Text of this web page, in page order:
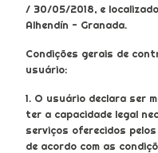
/ 30/05/2018, e
Alhendín - Granada.
Condições gerais de
usuário:
1. O usuário declara ser
ter a capacidade legal
serviços oferecidos
de acordo com as